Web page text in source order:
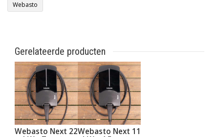
Webasto
Gerelateerde producten
Webasto Next 22Webasto Next 11